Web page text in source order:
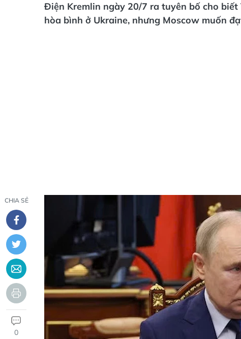
Điện Kremlin ngày 20/7 ra tuyên bố cho
hòa bình ở Ukraine, nhưng Moscow muốn
CHIA SẺ
0